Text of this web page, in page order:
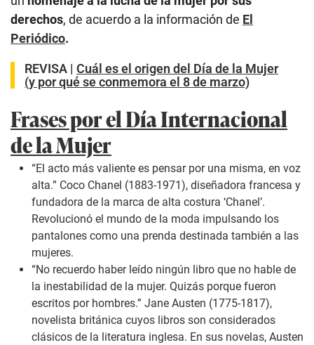
derechos, de acuerdo a la información de El
Periódico.
REVISA | Cuál es el origen del Día de la Mujer
(y por qué se conmemora el 8 de marzo)
Frases por el Día Internacional
de la Mujer
“El acto más valiente es pensar por una misma, en voz
alta.” Coco Chanel (1883-1971), diseñadora francesa y
fundadora de la marca de alta costura ‘Chanel’.
Revolucionó el mundo de la moda impulsando los
pantalones como una prenda destinada también a las
mujeres.
“No recuerdo haber leído ningún libro que no hable de
la inestabilidad de la mujer. Quizás porque fueron
escritos por hombres.” Jane Austen (1775-1817),
novelista británica cuyos libros son considerados
clásicos de la literatura inglesa. En sus novelas, Austen